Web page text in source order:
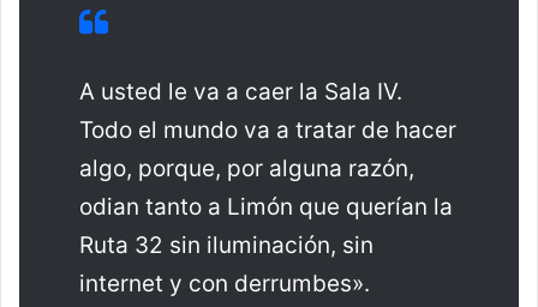
A usted le va a caer la Sala IV.
Todo el mundo va a tratar de hacer
algo, porque, por alguna razón,
odian tanto a Limón que querían la
Ruta 32 sin iluminación, sin
internet y con derrumbes».